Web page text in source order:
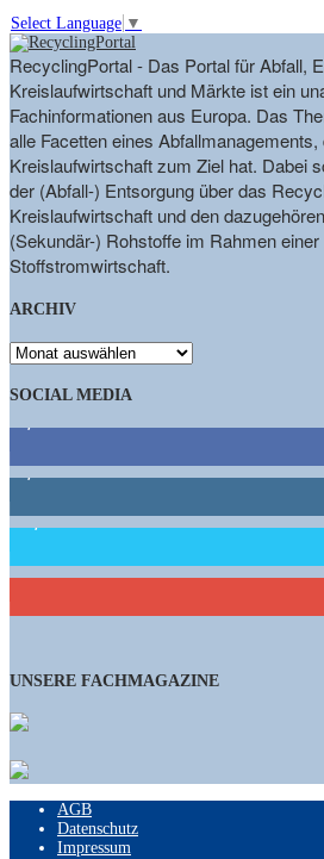
Select Language ▼
RecyclingPortal - Das Portal für Abfall,
Kreislaufwirtschaft und Märkte ist ein
Fachinformationen aus Europa. Das
alle Facetten eines
Kreislaufwirtschaft zum Ziel hat. Dabei
der (Abfall-) Entsorgung über das
Kreislaufwirtschaft und den
(Sekundär-) Rohstoffe im Rahmen
Stoffstromwirtschaft.
ARCHIV
ARCHIV
SOCIAL MEDIA
1,662 Follower
15,658 Follower
460 Abonnenten
UNSERE FACHMAGAZINE
AGB
Datenschutz
Impressum